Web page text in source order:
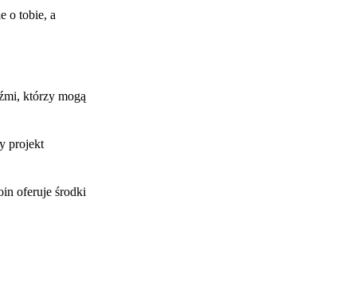
o tobie, a
którzy mogą
projekt
oferuje środki